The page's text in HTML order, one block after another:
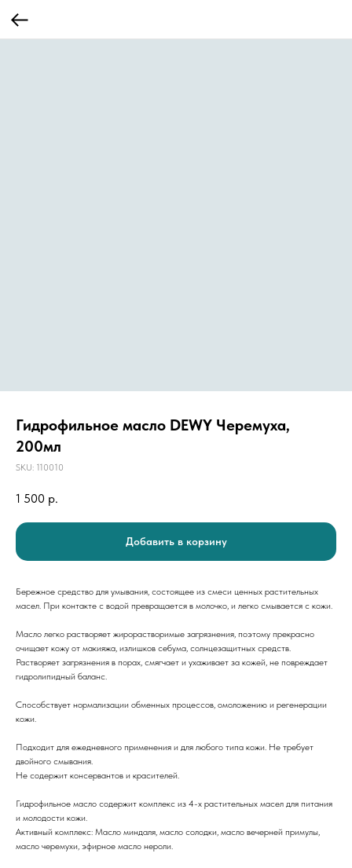
Гидрофильное масло DEWY Черемуха,
200мл
SKU: 110010
1 500 р.
Добавить в корзину
Бережное средство для умывания, состоящее из смеси ценных растительных
масел. При контакте с водой превращается в молочко, и легко смывается с кожи.
Масло легко растворяет жирорастворимые загрязнения, поэтому прекрасно
очищает кожу от макияжа, излишков себума, солнцезащитных средств.
Растворяет загрязнения в порах, смягчает и ухаживает за кожей, не повреждает
гидролипидный баланс.
Способствует нормализации обменных процессов, омоложению и регенерации
кожи.
Подходит для ежедневного применения и для любого типа кожи. Не требует
двойного смывания.
Не содержит консервантов и красителей.
Гидрофильное масло содержит комплекс из 4-х растительных масел для питания
и молодости кожи.
Активный комплекс: Масло миндаля, масло солодки, масло вечерней примулы,
масло черемухи, эфирное масло нероли.